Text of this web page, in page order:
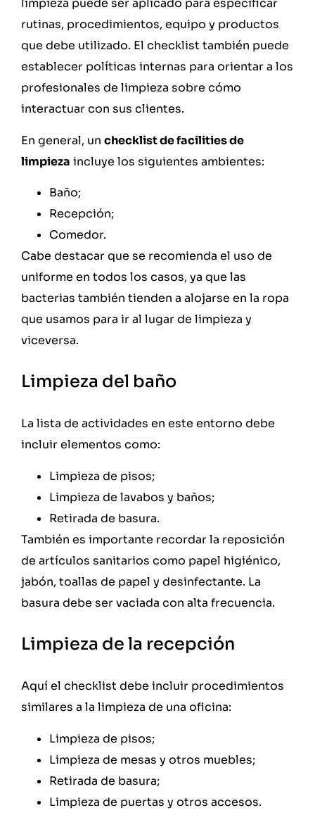
limpieza puede ser aplicado para especificar
rutinas, procedimientos, equipo y productos
que debe utilizado. El checklist también puede
establecer políticas internas para orientar a los
profesionales de limpieza sobre cómo
interactuar con sus clientes.
En general, un checklist de facilities de
limpieza incluye los siguientes ambientes:
Baño;
Recepción;
Comedor.
Cabe destacar que se recomienda el uso de
uniforme en todos los casos, ya que las
bacterias también tienden a alojarse en la ropa
que usamos para ir al lugar de limpieza y
viceversa.
Limpieza del baño
La lista de actividades en este entorno debe
incluir elementos como:
Limpieza de pisos;
Limpieza de lavabos y baños;
Retirada de basura.
También es importante recordar la reposición
de artículos sanitarios como papel higiénico,
jabón, toallas de papel y desinfectante. La
basura debe ser vaciada con alta frecuencia.
Limpieza de la recepción
Aquí el checklist debe incluir procedimientos
similares a la limpieza de una oficina:
Limpieza de pisos;
Limpieza de mesas y otros muebles;
Retirada de basura;
Limpieza de puertas y otros accesos.